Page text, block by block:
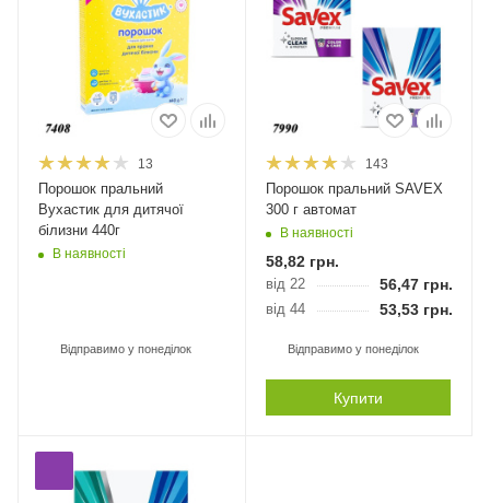
13
Порошок пральний
Вухастик для дитячої
білизни 440г
В наявності
Відправимо у понеділок
143
Порошок пральний SAVEX
300 г автомат
В наявності
58,82грн.
від 22 56,47грн.
від 44 53,53грн.
Відправимо у понеділок
Купити